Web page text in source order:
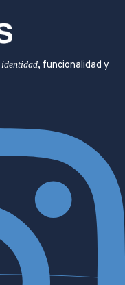
identidad, funcionalidad y